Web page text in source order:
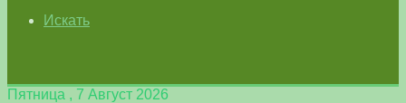
Искать
Пятница , 7 Август 2026